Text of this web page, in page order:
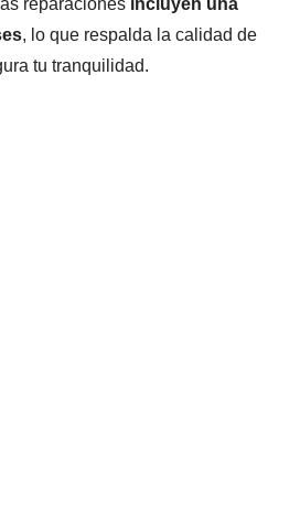
, lo que respalda la calidad de
tu tranquilidad.